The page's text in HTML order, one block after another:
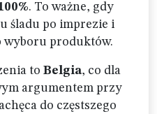
. To ważne, gdy
śladu po imprezie i
wyboru produktów.
to Belgia, co dla
argumentem przy
do częstszego